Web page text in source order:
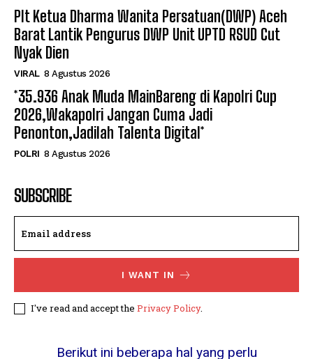
Plt Ketua Dharma Wanita Persatuan(DWP) Aceh
Barat Lantik Pengurus DWP Unit UPTD RSUD Cut
Nyak Dien
VIRAL 8 Agustus 2026
*35.936 Anak Muda MainBareng di Kapolri Cup
2026,Wakapolri Jangan Cuma Jadi
Penonton,Jadilah Talenta Digital*
POLRI 8 Agustus 2026
SUBSCRIBE
I WANT IN
I've read and accept the Privacy Policy.
Berikut ini beberapa hal yang perlu